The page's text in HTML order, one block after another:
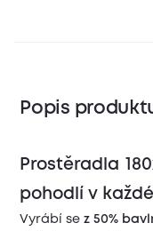
Popis
Prostěradla
pohodlí v
Vyrábí sez 50%